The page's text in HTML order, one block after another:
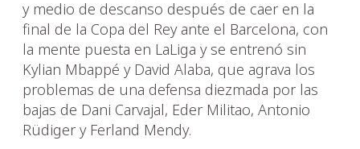
y medio de descanso después de caer en la
final de la Copa del Rey ante el Barcelona, con
la mente puesta en LaLiga y se entrenó sin
Kylian Mbappé y David Alaba, que agrava los
problemas de una defensa diezmada por las
bajas de Dani Carvajal, Eder Militao, Antonio
Rüdiger y Ferland Mendy.